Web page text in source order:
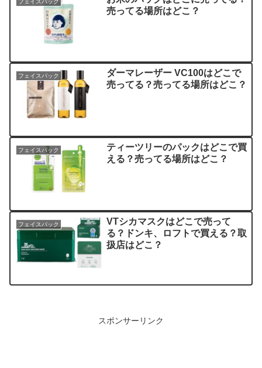
フェイスパック
売ってる場所はどこ？
フェイスパック
ダーマレーザー VC100はどこで
売ってる？売ってる場所はどこ？
フェイスパック
ティーツリーのパックはどこで買
える？売ってる場所はどこ？
フェイスパック
VTシカマスクはどこで売って
る？ドンキ、ロフトで買える？取
扱店はどこ？
スポンサーリンク